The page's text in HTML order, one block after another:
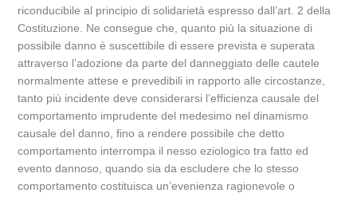
riconducibile al principio di solidarietà espresso dall’art. 2 della
Costituzione. Ne consegue che, quanto più la situazione di
possibile danno è suscettibile di essere prevista e superata
attraverso l’adozione da parte del danneggiato delle cautele
normalmente attese e prevedibili in rapporto alle circostanze,
tanto più incidente deve considerarsi l’efficienza causale del
comportamento imprudente del medesimo nel dinamismo
causale del danno, fino a rendere possibile che detto
comportamento interrompa il nesso eziologico tra fatto ed
evento dannoso, quando sia da escludere che lo stesso
comportamento costituisca un’evenienza ragionevole o